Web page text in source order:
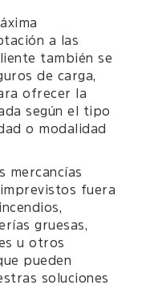
a las
también se
de carga,
ofrecer la
según el tipo
o modalidad
mercancías
fuera
gruesas,
u otros
pueden
soluciones